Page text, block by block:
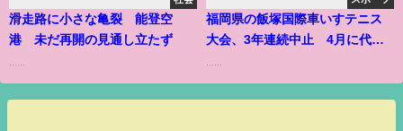
滑走路に小さな亀裂 能登空
港 未だ再開の見通し立たず
福岡県の飯塚国際車いすテニス
大会、3年連続中止 4月に代替